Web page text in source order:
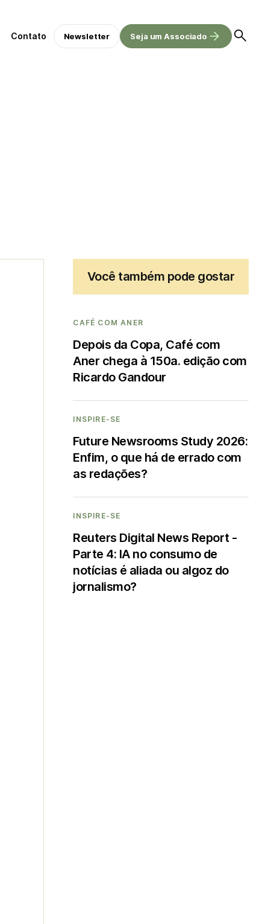
Contato Newsletter Seja um Associado
Você também pode gostar
CAFÉ COM ANER
Depois da Copa, Café com
Aner chega à 150a. edição com
Ricardo Gandour
INSPIRE-SE
Future Newsrooms Study 2026:
Enfim, o que há de errado com
as redações?
INSPIRE-SE
Reuters Digital News Report -
Parte 4: IA no consumo de
notícias é aliada ou algoz do
jornalismo?